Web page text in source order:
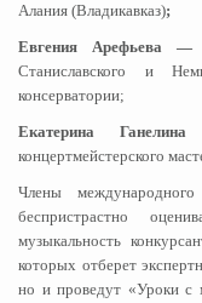
Алания (Владикавказ);
Евгения Арефьева —
Станиславского и
консерватории;
Екатерина
концертмейстерского
Члены
беспристрастно
музыкальность
которых отберет
но и проведут «Уроки с